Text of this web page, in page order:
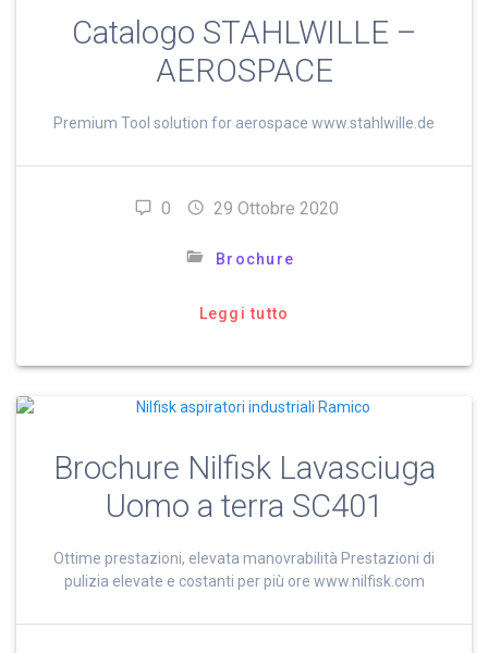
Catalogo STAHLWILLE –
AEROSPACE
Premium Tool solution for aerospace www.stahlwille.de
0 29 Ottobre 2020
Brochure
Leggi tutto
Brochure Nilfisk Lavasciuga
Uomo a terra SC401
Ottime prestazioni, elevata manovrabilità Prestazioni di
pulizia elevate e costanti per più ore www.nilfisk.com